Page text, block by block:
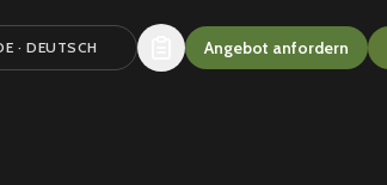
auswählen Angebot anfordern